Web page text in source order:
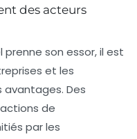
des acteurs
son essor, il est
et les
avantages. Des
de
par les